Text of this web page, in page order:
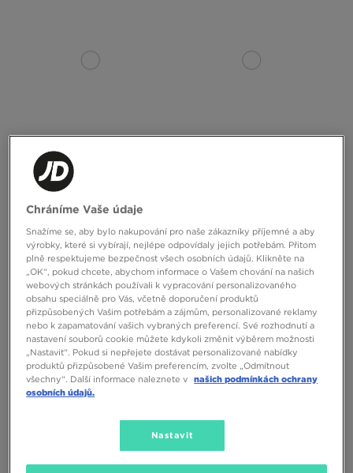
NIKE PONOŽKY 3 PACK LOW
ADIDAS PONOŽKY 3 STRIPES CREWADIDAS PONOŽKY LINER 3P
Chráníme Vaše údaje
Snažíme se, aby bylo nakupování pro naše zákazníky příjemné a aby
výrobky, které si vybírají, nejlépe odpovídaly jejich potřebám. Přitom
plně respektujeme bezpečnost všech osobních údajů. Klikněte na
„OK“, pokud chcete, abychom informace o Vašem chování na našich
webových stránkách používali k vypracování personalizovaného
obsahu speciálně pro Vás, včetně doporučení produktů
přizpůsobených Vašim potřebám a zájmům, personalizované reklamy
nebo k zapamatování vašich vybraných preferencí. Své rozhodnutí a
nastavení souborů cookie můžete kdykoli změnit výběrem možnosti
„Nastavit“. Pokud si nepřejete dostávat personalizované nabídky
produktů přizpůsobené Vašim preferencím, zvolte „Odmítnout
všechny“. Další informace naleznete v našich podmínkách ochrany
osobních údajů.
Nastavit